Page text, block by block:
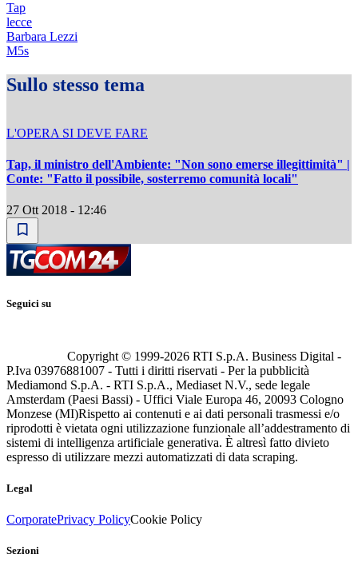
Tap
lecce
Barbara Lezzi
M5s
Sullo stesso tema
L'OPERA SI DEVE FARE
Tap, il ministro dell'Ambiente: "Non sono emerse illegittimità" |
Conte: "Fatto il possibile, sosterremo comunità locali"
27 Ott 2018 - 12:46
Seguici su
Copyright © 1999-2026 RTI S.p.A. Business Digital -
P.Iva 03976881007 - Tutti i diritti riservati - Per la pubblicità
Mediamond S.p.A. - RTI S.p.A., Mediaset N.V., sede legale
Amsterdam (Paesi Bassi) - Uffici Viale Europa 46, 20093 Cologno
Monzese (MI)Rispetto ai contenuti e ai dati personali trasmessi e/o
riprodotti è vietata ogni utilizzazione funzionale all’addestramento di
sistemi di intelligenza artificiale generativa. È altresì fatto divieto
espresso di utilizzare mezzi automatizzati di data scraping.
Legal
CorporatePrivacy PolicyCookie Policy
Sezioni